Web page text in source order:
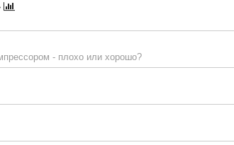
- плохо или хорошо?